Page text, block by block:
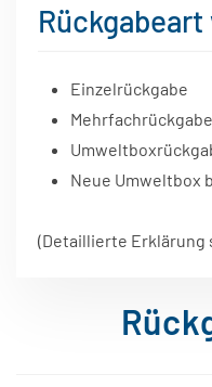
Einzelrückgabe
Mehrfachrückgabe
Neue Umweltbox
(Detaillierte Erklärung